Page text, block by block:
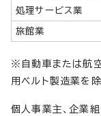
処理サービス業
旅館業
※自動車または航
用ベルト製造業を除
個人事業主、企業